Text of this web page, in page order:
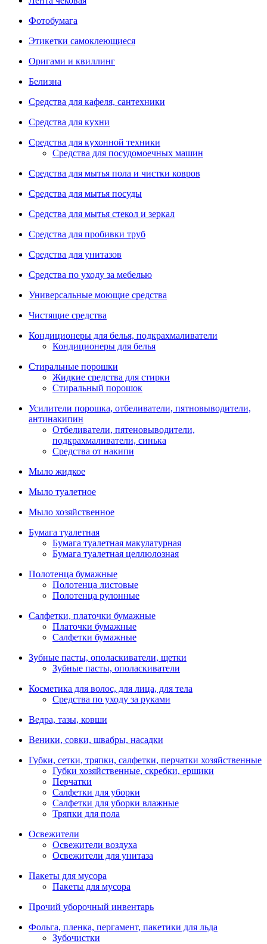
Фотобумага
Этикетки самоклеющиеся
Оригами и квиллинг
Белизна
Средства для кафеля, сантехники
Средства для кухни
Средства для кухонной техники
Средства для посудомоечных машин
Средства для мытья пола и чистки ковров
Средства для мытья посуды
Средства для мытья стекол и зеркал
Средства для пробивки труб
Средства для унитазов
Средства по уходу за мебелью
Универсальные моющие средства
Чистящие средства
Кондиционеры для белья, подкрахмаливатели
Кондиционеры для белья
Стиральные порошки
Жидкие средства для стирки
Стиральный порошок
Усилители порошка, отбеливатели, пятновыводители,
антинакипин
Отбеливатели, пятеновыводители,
подкрахмаливатели, синька
Средства от накипи
Мыло жидкое
Мыло туалетное
Мыло хозяйственное
Бумага туалетная
Бумага туалетная макулатурная
Бумага туалетная целлюлозная
Полотенца бумажные
Полотенца листовые
Полотенца рулонные
Салфетки, платочки бумажные
Платочки бумажные
Салфетки бумажные
Зубные пасты, ополаскиватели, щетки
Зубные пасты, ополаскиватели
Косметика для волос, для лица, для тела
Средства по уходу за руками
Ведра, тазы, ковши
Веники, совки, швабры, насадки
Губки, сетки, тряпки, салфетки, перчатки хозяйственные
Губки хозяйственные, скребки, ершики
Перчатки
Салфетки для уборки
Салфетки для уборки влажные
Тряпки для пола
Освежители
Освежители воздуха
Освежители для унитаза
Пакеты для мусора
Пакеты для мусора
Прочий уборочный инвентарь
Фольга, пленка, пергамент, пакетики для льда
Зубочистки